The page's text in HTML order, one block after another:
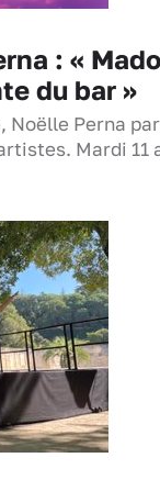
: «
du bar »
Noëlle Perna
Mardi 11